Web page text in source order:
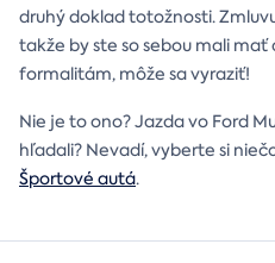
druhý doklad totožnosti.
takže by ste so sebou mali
formalitám, môže sa vyraziť!
Nie je to ono? Jazda vo Ford
hľadali? Nevadí, vyberte si
Športové autá.